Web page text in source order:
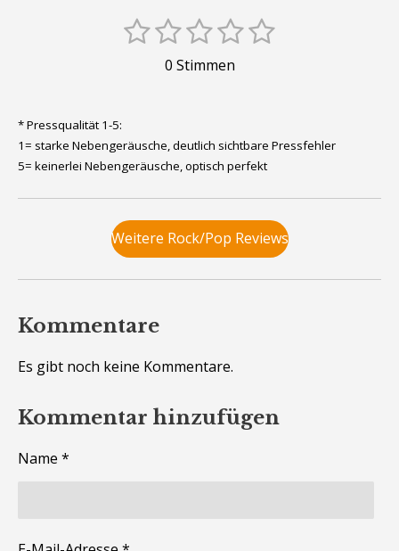
r
t
n
0
t
r
e
1
r
n
2
S
r
n
e
3
S
r
n
e
4
S
r
n
e
5
r
n
e
u
a
b
s
e
n
0 Stimmen
* Pressqualität 1-5:
1= starke Nebengeräusche, deutlich sichtbare Pressfehler
5= keinerlei Nebengeräusche, optisch perfekt
Weitere Rock/Pop Reviews
Kommentare
Es gibt noch keine Kommentare.
Kommentar hinzufügen
Name *